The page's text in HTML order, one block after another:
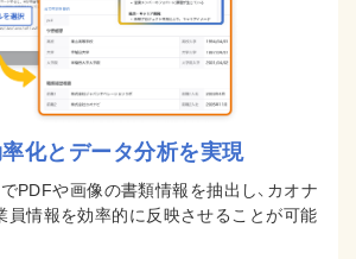
化とデータ分析を実現
でPDFや画像の書類情報を抽出し、カオナ
員情報を効率的に反映させることが可能